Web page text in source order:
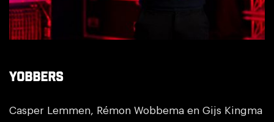
Yobbers
Casper Lemmen, Rémon Wobbema en Gijs Kingma